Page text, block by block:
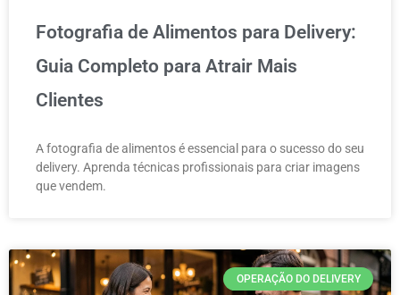
Fotografia de Alimentos para Delivery:
Guia Completo para Atrair Mais
Clientes
A fotografia de alimentos é essencial para o sucesso do seu
delivery. Aprenda técnicas profissionais para criar imagens
que vendem.
OPERAÇÃO DO DELIVERY